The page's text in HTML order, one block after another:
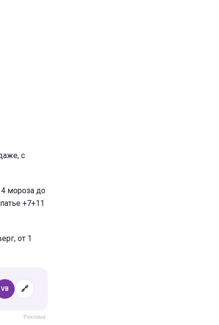
с
мороза до
+7+11
от 1
VB 🔗